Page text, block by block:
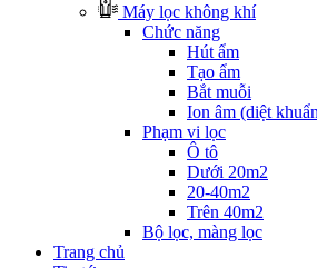
Máy lọc không khí
Chức năng
Hút ẩm
Tạo ẩm
Bắt muỗi
Ion âm (diệt
Phạm vi lọc
Ô tô
Dưới 20m2
20-40m2
Trên 40m2
Bộ lọc, màng lọc
Trang chủ